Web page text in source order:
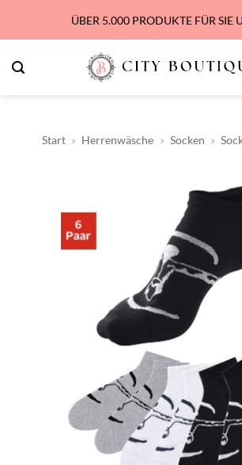
springen
ÜBER 5.000 PRODUKTE FÜR SIE
Start » Herrenwäsche » Socken »